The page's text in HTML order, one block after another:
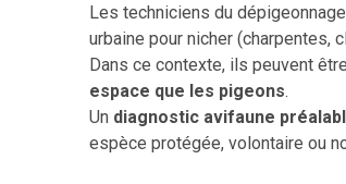
Les techniciens du
urbaine pour nicher (charpentes,
Dans ce contexte, ils peuvent
espace que les pigeons.
Un diagnostic avifaune
espèce protégée, volontaire ou